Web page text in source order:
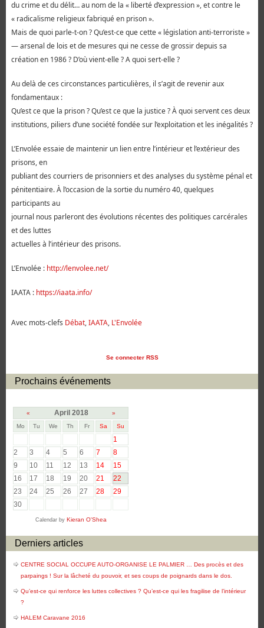
du crime et du délit… au nom de la « liberté d’expression », et contre le
« radicalisme religieux fabriqué en prison ».
Mais de quoi parle-t-on ? Qu’est-ce que cette « législation anti-terroriste »
— arsenal de lois et de mesures qui ne cesse de grossir depuis sa
création en 1986 ? D’où vient-elle ? A quoi sert-elle ?
Au delà de ces circonstances particulières, il s’agit de revenir aux
fondamentaux :
Qu’est ce que la prison ? Qu’est ce que la justice ? À quoi servent ces deux
institutions, piliers d’une société fondée sur l’exploitation et les inégalités ?
L’Envolée essaie de maintenir un lien entre l’intérieur et l’extérieur des
prisons, en
publiant des courriers de prisonniers et des analyses du système pénal et
pénitentiaire. À l’occasion de la sortie du numéro 40, quelques
participants au
journal nous parleront des évolutions récentes des politiques carcérales
et des luttes
actuelles à l’intérieur des prisons.
L’Envolée : http://lenvolee.net/
IAATA : https://iaata.info/
Avec mots-clefs Débat,IAATA, L'Envolée
Se connecter RSS
Prochains événements
« April 2018
»
Mo
Tu We Th Fr Sa Su
1
2
3 4 5 6 7
8
9
10 11 12 13 14
15
16
17 18 19 20 21
22
23
24 25 26 27 28
29
30
Calendar by Kieran O'Shea
Derniers articles
CENTRE SOCIAL OCCUPE AUTO-ORGANISE LE PALMIER … Des procès et des
parpaings ! Sur la lâcheté du pouvoir, et ses coups de poignards dans le dos.
Qu’est-ce qui renforce les luttes collectives ? Qu’est-ce qui les fragilise de l’intérieur
?
HALEM Caravane 2016